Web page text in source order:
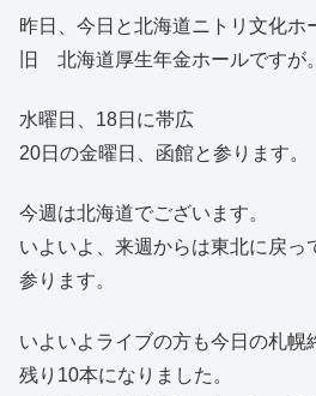
昨日、今日と北海道ニトリ文化ホ
旧 北海道厚生年金ホールですが。
水曜日、18日に帯広
20日の金曜日、函館と参ります。
今週は北海道でございます。
いよいよ、来週からは東北に戻っ
参ります。
いよいよライブの方も今日の札幌
残り10本になりました。